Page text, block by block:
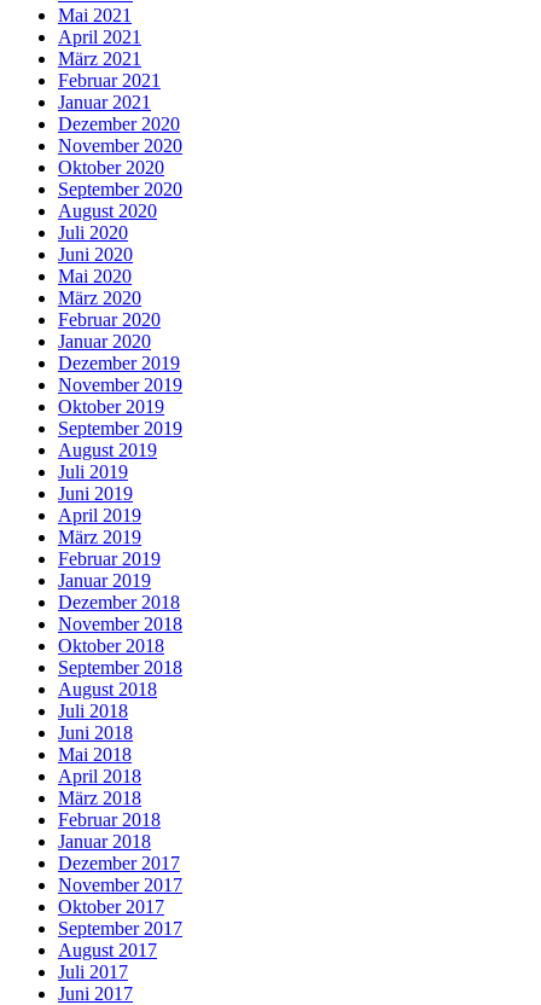
Mai 2021
April 2021
März 2021
Februar 2021
Januar 2021
Dezember 2020
November 2020
Oktober 2020
September 2020
August 2020
Juli 2020
Juni 2020
Mai 2020
März 2020
Februar 2020
Januar 2020
Dezember 2019
November 2019
Oktober 2019
September 2019
August 2019
Juli 2019
Juni 2019
April 2019
März 2019
Februar 2019
Januar 2019
Dezember 2018
November 2018
Oktober 2018
September 2018
August 2018
Juli 2018
Juni 2018
Mai 2018
April 2018
März 2018
Februar 2018
Januar 2018
Dezember 2017
November 2017
Oktober 2017
September 2017
August 2017
Juli 2017
Juni 2017